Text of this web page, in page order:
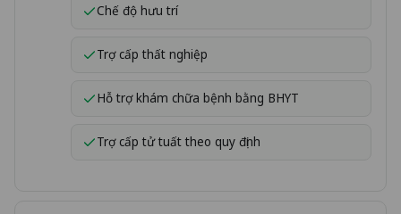
Chế độ hưu trí
Trợ cấp thất nghiệp
Hỗ trợ khám chữa bệnh bằng BHYT
Trợ cấp tử tuất theo quy định